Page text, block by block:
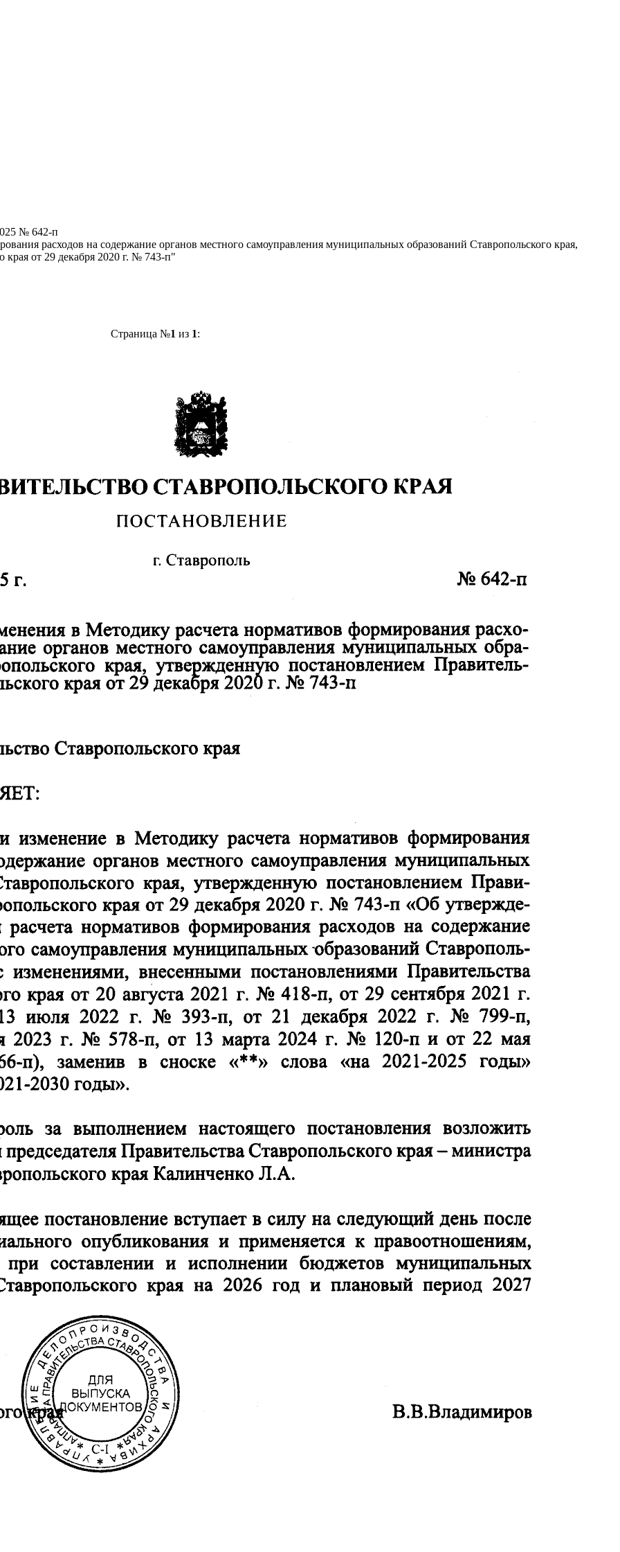
№ 642-п
расходов на содержание органов местного самоуправления муниципальных образований Ставропольского края,
края от 29 декабря 2020 г. № 743-п"
Страница №1 из 1: